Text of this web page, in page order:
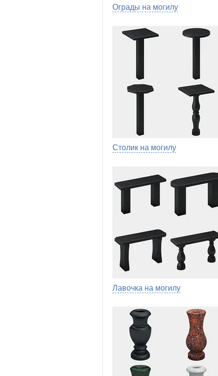
Ограды на могилу
Столик на могилу
Лавочка на могилу